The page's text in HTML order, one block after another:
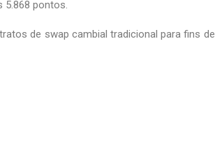
5.868 pontos.
de swap cambial tradicional para fins de